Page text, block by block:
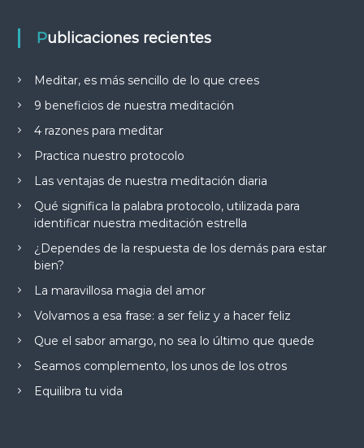
Publicaciones recientes
Meditar, es más sencillo de lo que crees
9 beneficios de nuestra meditación
4 razones para meditar
Practica nuestro protocolo
Las ventajas de nuestra meditación diaria
Qué significa la palabra protocolo, utilizada para
identificar nuestra meditación estrella
¿Dependes de la respuesta de los demás para estar
bien?
La maravillosa magia del amor
Volvamos a esa frase: a ser feliz y a hacer feliz
Que el sabor amargo, no sea lo último que quede
Seamos complemento, los unos de los otros
Equilibra tu vida